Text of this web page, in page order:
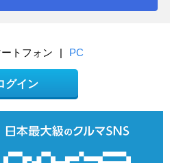
ートフォン | PC
グイン